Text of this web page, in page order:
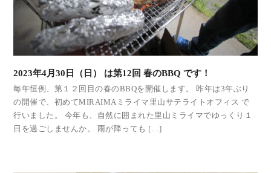
2023年4月30日（日） は第12回 春のBBQ です！
毎年恒例、第１２回目の春のBBQを開催します。 昨年は3年ぶり
の開催で、初めてMIRAIMAミライマ里山サテライトオフィス で
行いました。 今年も、自然に囲まれた里山ミライマでゆっくり１
日を過ごしませんか。 雨が降っても […]